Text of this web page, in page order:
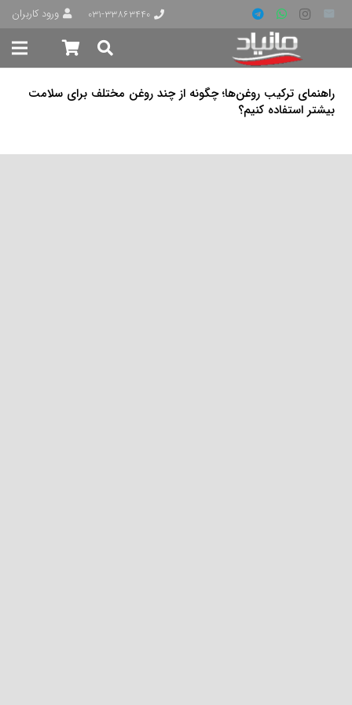
۰۳۱-۳۳۸۶۳۴۴۰ ورود کاربران
راهنمای ترکیب روغن‌ها؛ چگونه از چند روغن مختلف برای سلامت
بیشتر استفاده کنیم؟